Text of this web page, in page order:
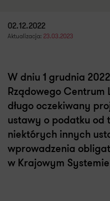
02.12.2022
Aktualizacja: 23.03.2023
W dniu 1 grudnia
Rządowego Centrum
długo oczekiwany
ustawy o podatku od
niektórych innych
wprowadzenia
w Krajowym